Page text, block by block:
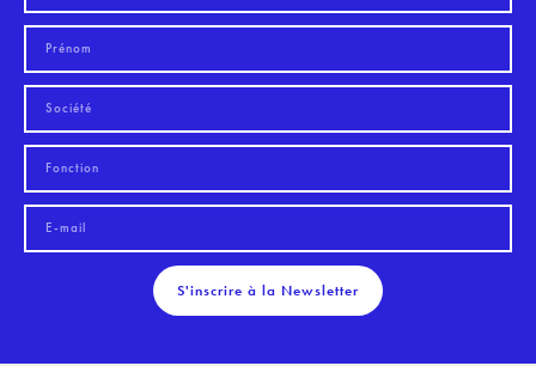
S'inscrire à la Newsletter